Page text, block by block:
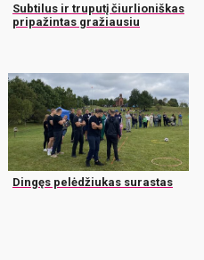
Subtilus ir truputį čiurlioniškas
pripažintas gražiausiu
Dingęs pelėdžiukas surastas